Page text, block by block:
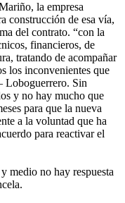
la empresa
construcción de esa vía,
del contrato. “con la
financieros, de
tratando de acompañar
los inconvenientes que
Loboguerrero. Sin
y no hay mucho que
para que la nueva
a la voluntad que ha
para reactivar el
medio no hay respuesta